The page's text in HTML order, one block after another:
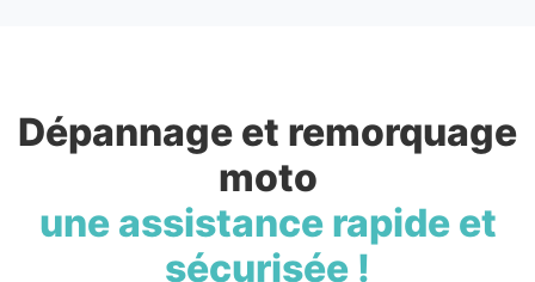
Dépannage et remorquage
moto
une assistance rapide et
sécurisée !